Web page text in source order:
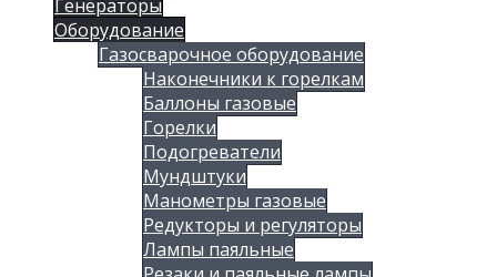
Генераторы
Оборудование
Газосварочное оборудование
Наконечники к горелкам
Баллоны газовые
Горелки
Подогреватели
Мундштуки
Манометры газовые
Редукторы и регуляторы
Лампы паяльные